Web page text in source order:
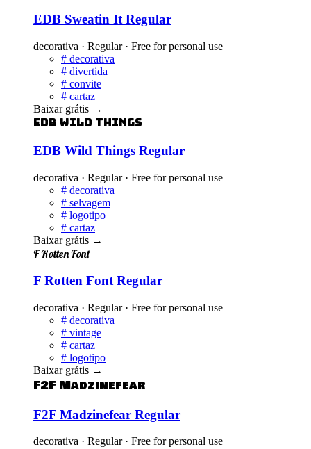
EDB Sweatin It Regular
decorativa · Regular · Free for personal use
# decorativa
# divertida
# convite
# cartaz
Baixar grátis →
EDB Wild Things
EDB Wild Things Regular
decorativa · Regular · Free for personal use
# decorativa
# selvagem
# logotipo
# cartaz
Baixar grátis →
F Rotten Font
F Rotten Font Regular
decorativa · Regular · Free for personal use
# decorativa
# vintage
# cartaz
# logotipo
Baixar grátis →
F2F Madzinefear
F2F Madzinefear Regular
decorativa · Regular · Free for personal use